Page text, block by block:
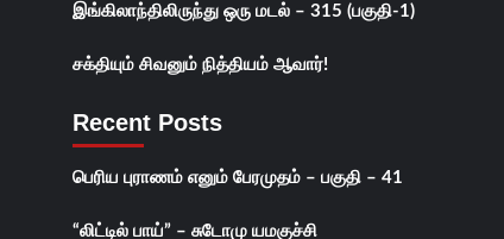
இங்கிலாந்திலிருந்து ஒரு மடல் – 315 (பகுதி-1)
சக்தியும் சிவனும் நித்தியம் ஆவார்!
Recent Posts
பெரிய புராணம் எனும் பேரமுதம் – பகுதி – 41
“லிட்டில் பாய்” – சுடோமு யமகுச்சி